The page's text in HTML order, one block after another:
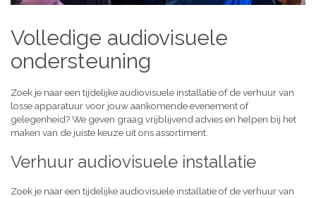
Volledige audiovisuele
ondersteuning
Zoek je naar een tijdelijke audiovisuele installatie of de verhuur van
losse apparatuur voor jouw aankomende evenement of
gelegenheid? We geven graag vrijblijvend advies en helpen bij het
maken van de juiste keuze uit ons assortiment.
Verhuur audiovisuele installatie
Zoek je naar een tijdelijke audiovisuele installatie of de verhuur van